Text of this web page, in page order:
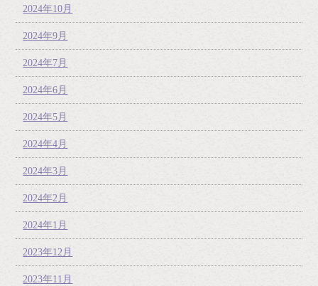
2024年10月
2024年9月
2024年7月
2024年6月
2024年5月
2024年4月
2024年3月
2024年2月
2024年1月
2023年12月
2023年11月